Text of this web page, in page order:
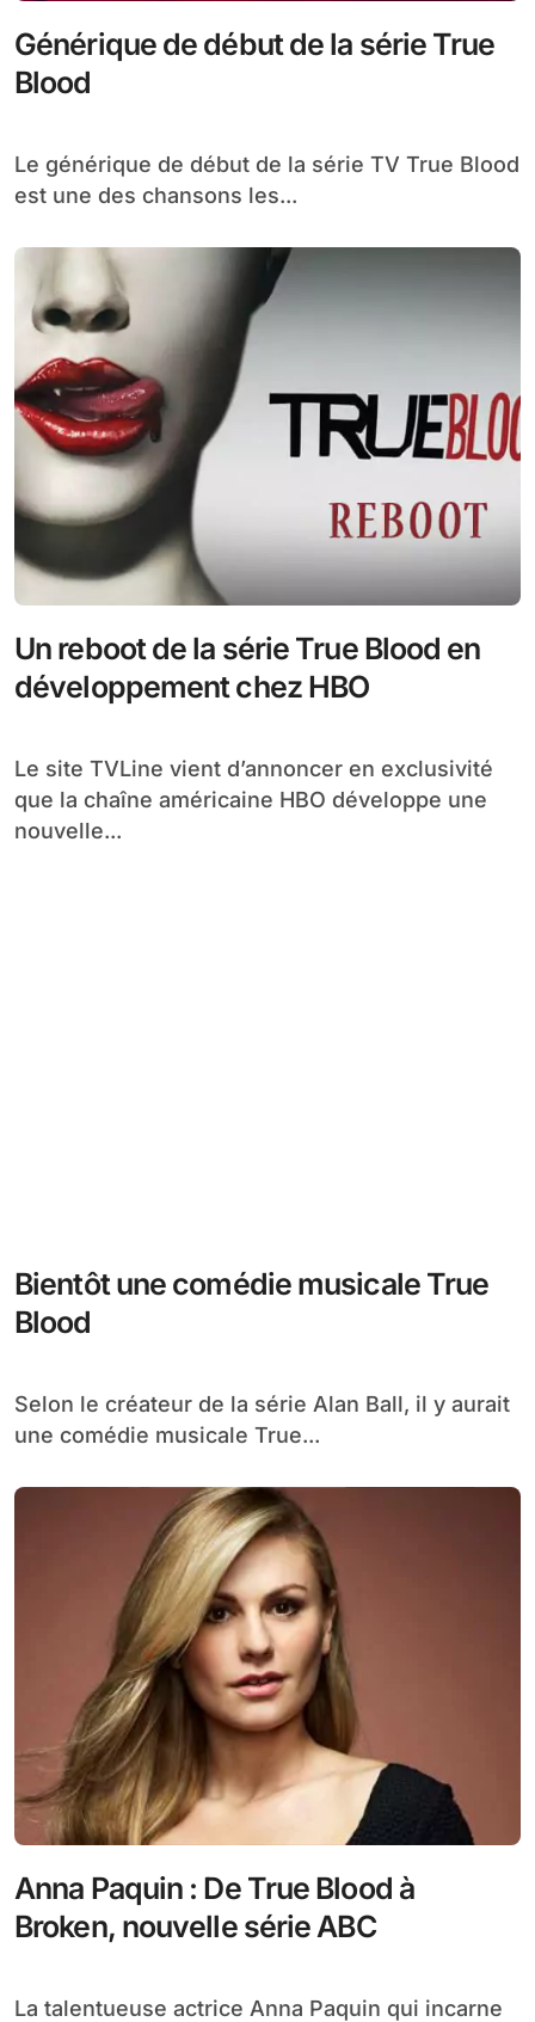
Générique de début de la série True
Blood
Le générique de début de la série TV True Blood
est une des chansons les...
Un reboot de la série True Blood en
développement chez HBO
Le site TVLine vient d’annoncer en exclusivité
que la chaîne américaine HBO développe une
nouvelle...
Bientôt une comédie musicale True
Blood
Selon le créateur de la série Alan Ball, il y aurait
une comédie musicale True...
Anna Paquin : De True Blood à
Broken, nouvelle série ABC
La talentueuse actrice Anna Paquin qui incarne